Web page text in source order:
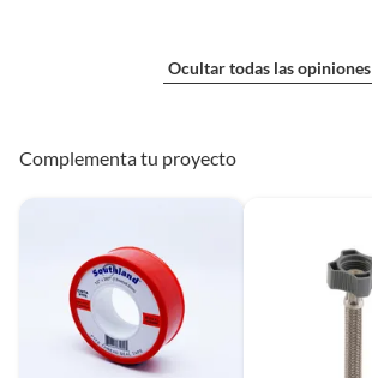
Ocultar todas las opiniones
Complementa tu proyecto